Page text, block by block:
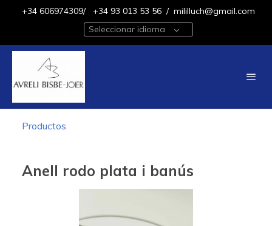
+34 606974309/ +34 93 013 53 56 / mililluch@gmail.com
Seleccionar idioma
Productos
Anell rodo plata i banús